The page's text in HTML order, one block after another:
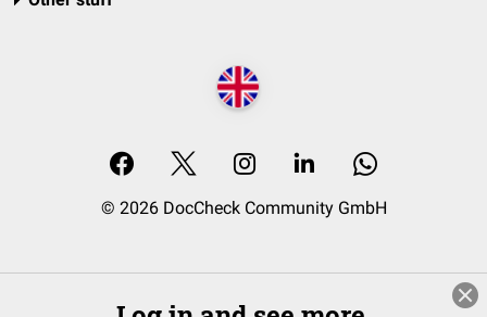
© 2026 DocCheck Community GmbH